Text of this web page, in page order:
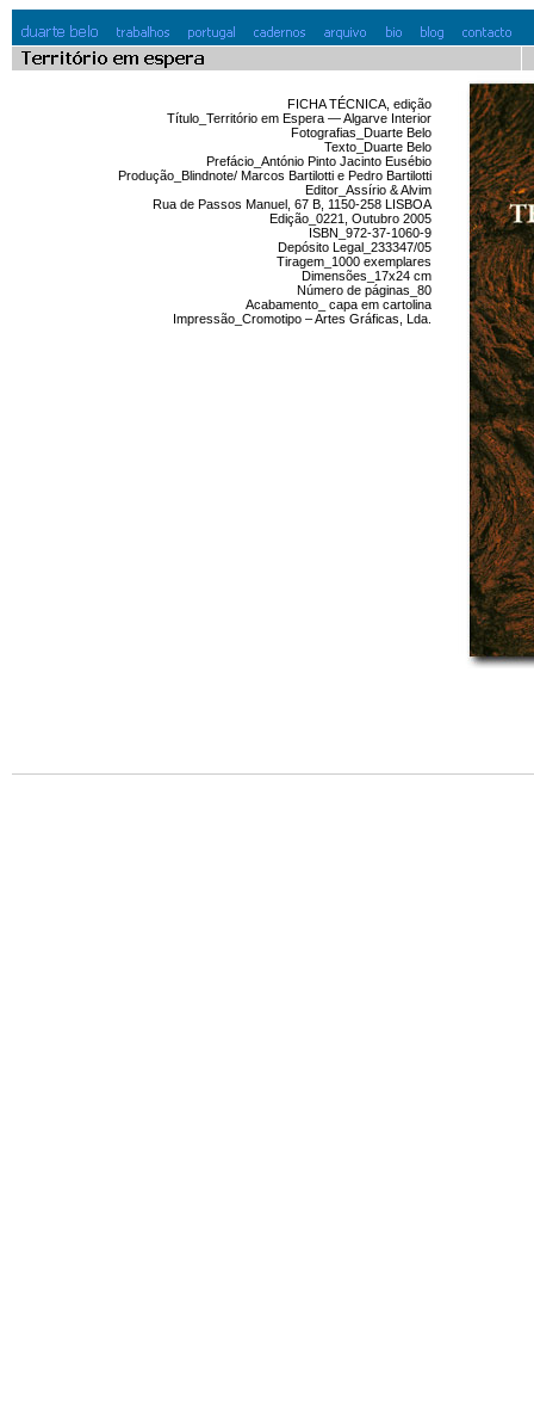
FICHA TÉCNICA, edição
Título_Território em Espera — Algarve Interior
Fotografias_Duarte Belo
Texto_Duarte Belo
Prefácio_António Pinto Jacinto Eusébio
Produção_Blindnote/ Marcos Bartilotti e Pedro Bartilotti
Editor_Assírio & Alvim
Rua de Passos Manuel, 67 B, 1150-258 LISBOA
Edição_0221, Outubro 2005
ISBN_972-37-1060-9
Depósito Legal_233347/05
Tiragem_1000 exemplares
Dimensões_17x24 cm
Número de páginas_80
Acabamento_ capa em cartolina
Impressão_Cromotipo – Artes Gráficas, Lda.